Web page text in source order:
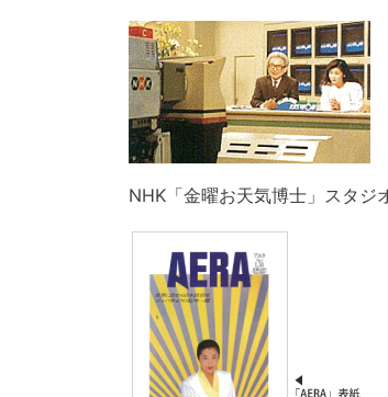
NHK「金曜お天気博士」スタジ